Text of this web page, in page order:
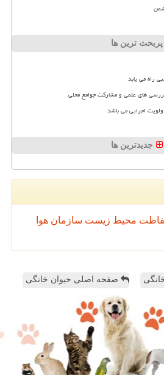
پربحث ترین ها
راه می یابد
های علمی و مشارکت جوامع محلی
اجرایی می باشد
جدیدترین ها
محیط زیست سازمان هوا
صفحه اصلی حیوان خانگی